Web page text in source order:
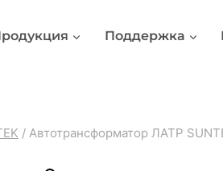
Поддержка
/ Автотрансформатор ЛАТР